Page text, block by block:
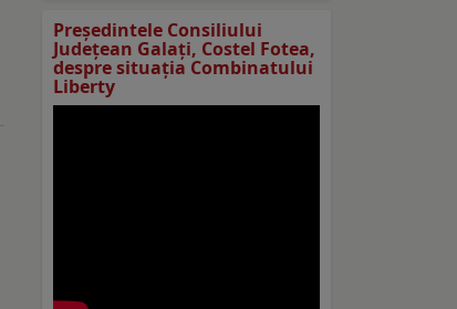
Preşedintele Consiliului
Judeţean Galaţi, Costel Fotea,
despre situaţia Combinatului
Liberty